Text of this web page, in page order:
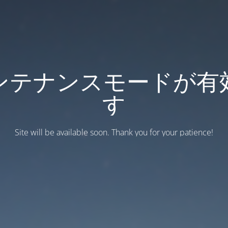
テナンスモードが有
す
Site will be available soon. Thank you for your patience!